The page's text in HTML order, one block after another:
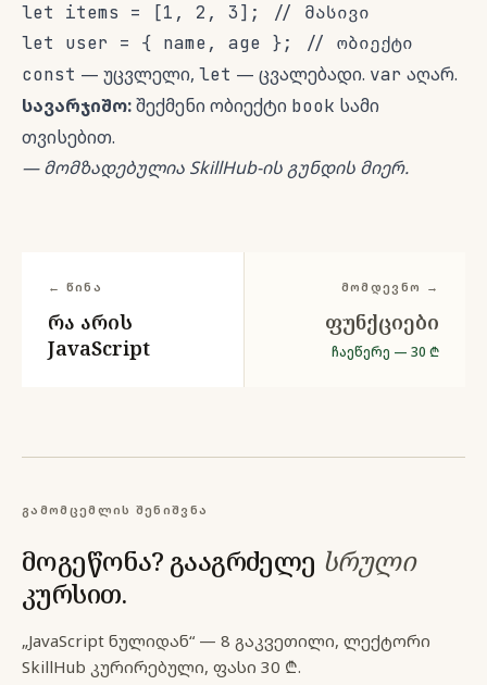
let items = [1, 2, 3]; // მასივი
let user = { name, age }; // ობიექტი
const — უცვლელი, let — ცვალებადი. var აღარ.
სავარჯიშო:შექმენი ობიექტი book სამი
თვისებით.
— მომზადებულია SkillHub-ის გუნდის მიერ.
← წინა
რა არის
JavaScript
მომდევნო →
ფუნქციები
ჩაეწერე — 30 ₾
გამომცემლის შენიშვნა
მოგეწონა? გააგრძელე სრული
კურსით.
„JavaScript ნულიდან“ — 8 გაკვეთილი, ლექტორი
SkillHub კურირებული, ფასი 30 ₾.